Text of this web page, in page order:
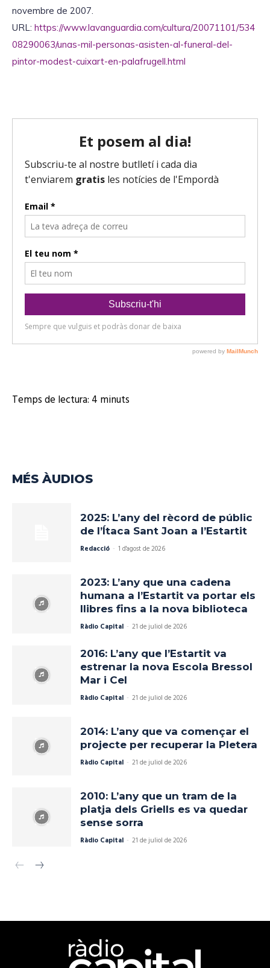
novembre de 2007.
URL: https://www.lavanguardia.com/cultura/20071101/534
08290063/unas-mil-personas-asisten-al-funeral-del-
pintor-modest-cuixart-en-palafrugell.html
Temps de lectura: 4 minuts
MÉS ÀUDIOS
2025: L’any del rècord de públic
de l’Ítaca Sant Joan a l’Estartit
Redacció - 1 d'agost de 2026
2023: L’any que una cadena
humana a l’Estartit va portar els
llibres fins a la nova biblioteca
Ràdio Capital - 21 de juliol de 2026
2016: L’any que l’Estartit va
estrenar la nova Escola Bressol
Mar i Cel
Ràdio Capital - 21 de juliol de 2026
2014: L’any que va començar el
projecte per recuperar la Pletera
Ràdio Capital - 21 de juliol de 2026
2010: L’any que un tram de la
platja dels Griells es va quedar
sense sorra
Ràdio Capital - 21 de juliol de 2026